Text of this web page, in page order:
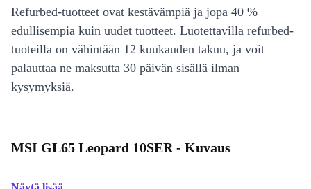
Refurbed-tuotteet ovat kestävämpiä ja jopa 40 %
edullisempia kuin uudet tuotteet. Luotettavilla refurbed-
tuoteilla on vähintään 12 kuukauden takuu, ja voit
palauttaa ne maksutta 30 päivän sisällä ilman
kysymyksiä.
MSI GL65 Leopard 10SER - Kuvaus